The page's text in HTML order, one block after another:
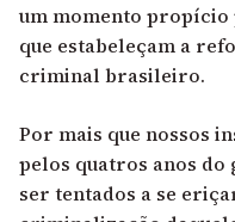
um momento propício
que estabeleçam a
criminal brasileiro.
Por mais que nossos
pelos quatros anos
ser tentados a se